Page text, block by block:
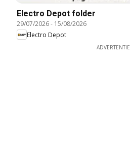
Electro Depot folder
29/07/2026- 15/08/2026
Electro Depot
ADVERTENTIE